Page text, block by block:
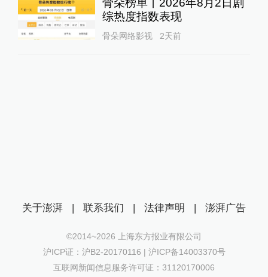
综热度指数表现
骨朵网络影视 2天前
关于澎湃 | 联系我们 | 法律声明 | 澎湃广告
©2014~2026 上海东方报业有限公司
沪ICP证：沪B2-20170116 | 沪ICP备14003370号
互联网新闻信息服务许可证：31120170006